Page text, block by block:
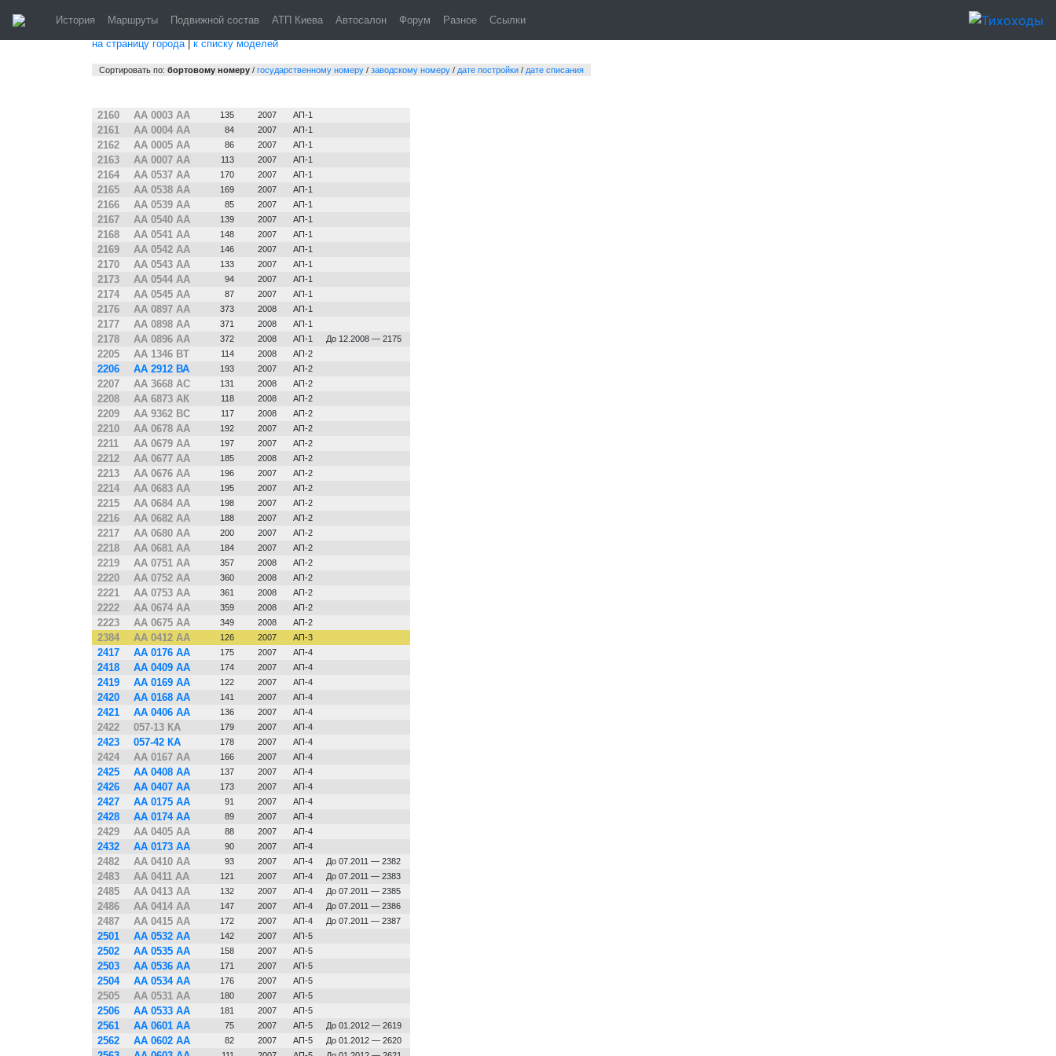
История Маршруты Подвижной состав АТП Киева Автосалон Форум Разное Ссылки
Киев. Богдан-А144.5
на страницу города|к списку моделей
Сортировать по: бортовому номеру / государственному номеру / заводскому номеру / дате постройки / дате списания
2160 АА 0003 АА 135 2007 АП-1
2161 АА 0004 АА 84 2007 АП-1
2162 АА 0005 АА 86 2007 АП-1
2163 АА 0007 АА 113 2007 АП-1
2164 АА 0537 АА 170 2007 АП-1
2165 АА 0538 АА 169 2007 АП-1
2166 АА 0539 АА 85 2007 АП-1
2167 АА 0540 АА 139 2007 АП-1
2168 АА 0541 АА 148 2007 АП-1
2169 АА 0542 АА 146 2007 АП-1
2170 АА 0543 АА 133 2007 АП-1
2173 АА 0544 АА 94 2007 АП-1
2174 АА 0545 АА 87 2007 АП-1
2176 АА 0897 АА 373 2008 АП-1
2177 АА 0898 АА 371 2008 АП-1
2178 АА 0896 АА 372 2008 АП-1 До 12.2008 — 2175
2205 АА 1346 ВТ 114 2008 АП-2
2206 АА 2912 ВА 193 2007 АП-2
2207 АА 3668 АС 131 2008 АП-2
2208 АА 6873 АК 118 2008 АП-2
2209 АА 9362 ВС 117 2008 АП-2
2210 АА 0678 АА 192 2007 АП-2
2211 АА 0679 АА 197 2007 АП-2
2212 АА 0677 АА 185 2008 АП-2
2213 АА 0676 АА 196 2007 АП-2
2214 АА 0683 АА 195 2007 АП-2
2215 АА 0684 АА 198 2007 АП-2
2216 АА 0682 АА 188 2007 АП-2
2217 АА 0680 АА 200 2007 АП-2
2218 АА 0681 АА 184 2007 АП-2
2219 АА 0751 АА 357 2008 АП-2
2220 АА 0752 АА 360 2008 АП-2
2221 АА 0753 АА 361 2008 АП-2
2222 АА 0674 АА 359 2008 АП-2
2223 АА 0675 АА 349 2008 АП-2
2384 АА 0412 АА 126 2007 АП-3
2417 АА 0176 АА 175 2007 АП-4
2418 АА 0409 АА 174 2007 АП-4
2419 АА 0169 АА 122 2007 АП-4
2420 АА 0168 АА 141 2007 АП-4
2421 АА 0406 АА 136 2007 АП-4
2422 057-13 КА 179 2007 АП-4
2423 057-42 КА 178 2007 АП-4
2424 АА 0167 АА 166 2007 АП-4
2425 АА 0408 АА 137 2007 АП-4
2426 АА 0407 АА 173 2007 АП-4
2427 АА 0175 АА 91 2007 АП-4
2428 АА 0174 АА 89 2007 АП-4
2429 АА 0405 АА 88 2007 АП-4
2432 АА 0173 АА 90 2007 АП-4
2482 АА 0410 АА 93 2007 АП-4 До 07.2011 — 2382
2483 АА 0411 АА 121 2007 АП-4 До 07.2011 — 2383
2485 АА 0413 АА 132 2007 АП-4 До 07.2011 — 2385
2486 АА 0414 АА 147 2007 АП-4 До 07.2011 — 2386
2487 АА 0415 АА 172 2007 АП-4 До 07.2011 — 2387
2501 АА 0532 АА 142 2007 АП-5
2502 АА 0535 АА 158 2007 АП-5
2503 АА 0536 АА 171 2007 АП-5
2504 АА 0534 АА 176 2007 АП-5
2505 АА 0531 АА 180 2007 АП-5
2506 АА 0533 АА 181 2007 АП-5
2561 АА 0601 АА 75 2007 АП-5 До 01.2012 — 2619
2562 АА 0602 АА 82 2007 АП-5 До 01.2012 — 2620